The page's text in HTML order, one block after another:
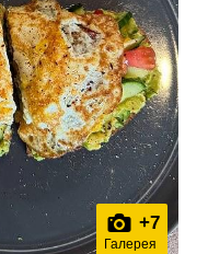
+7
Галерея